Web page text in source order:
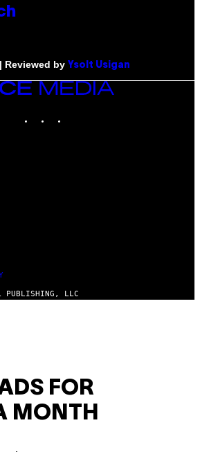
| Reviewed by Ysolt Usigan
LLC
FOR
MONTH